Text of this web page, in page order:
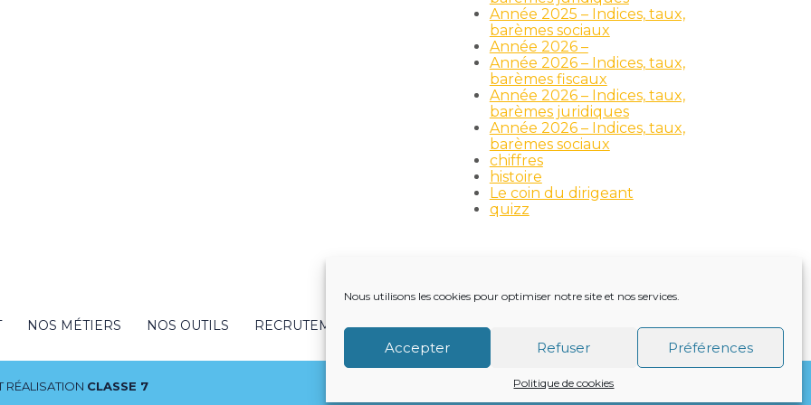
Nous utilisons les cookies pour optimiser notre site et nos services.
Accepter Refuser Préférences
Politique de cookies
Année 2025 – Indices, taux,
barèmes sociaux
Année 2026 –
Année 2026 – Indices, taux,
barèmes fiscaux
Année 2026 – Indices, taux,
barèmes juridiques
Année 2026 – Indices, taux,
barèmes sociaux
chiffres
histoire
Le coin du dirigeant
quizz
NOS MÉTIERS NOS OUTILS RECRUTEMENT NOTRE ACTUALITÉ VIE DU CABINET CONTACT
RÉALISATION CLASSE 7